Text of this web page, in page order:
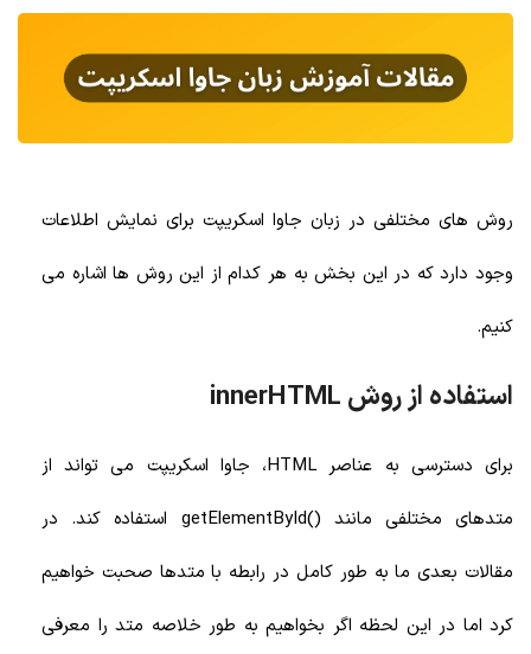
روش های مختلفی در زبان جاوا اسکریپت برای نمایش اطلاعات
وجود دارد که در این بخش به هر کدام از این روش ها اشاره می
کنیم.
استفاده از روش innerHTML
برای دسترسی به عناصر HTML، جاوا اسکریپت می تواند از
متدهای مختلفی مانند ()getElementById استفاده کند. در
مقالات بعدی ما به طور کامل در رابطه با متدها صحبت خواهیم
کرد اما در این لحظه اگر بخواهیم به طور خلاصه متد را معرفی